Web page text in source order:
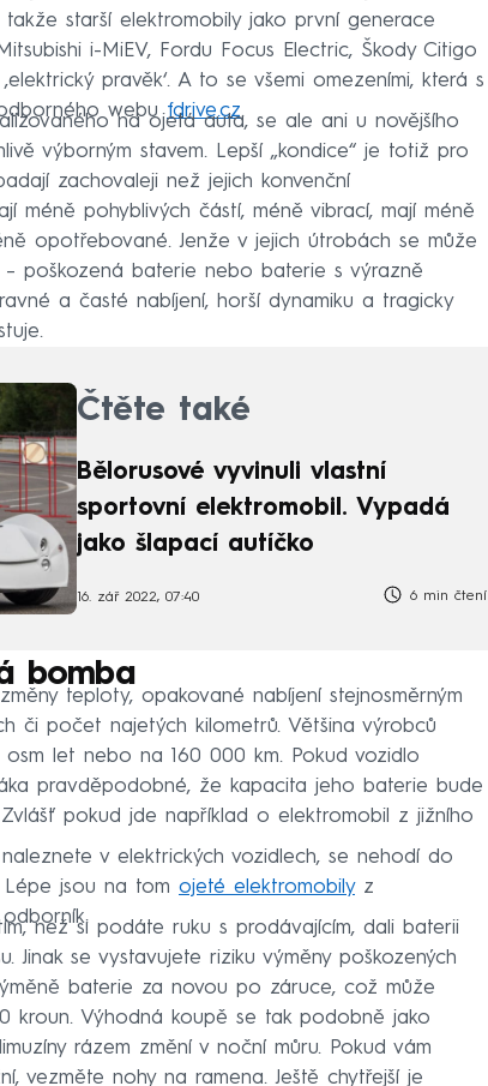
takže starší elektromobily jako první generace
i-MiEV, Fordu Focus Electric, Škody Citigo
pravěk‘. A to se všemi omezeními, která s
odborného webufdrive.cz.
na ojetá auta, se ale ani u novějšího
výborným stavem. Lepší „kondice“ je totiž pro
zachovaleji než jejich konvenční
méně pohyblivých částí, méně vibrací, mají méně
opotřebované. Jenže v jejich útrobách se může
poškozená baterie nebo baterie s výrazně
a časté nabíjení, horší dynamiku a tragicky
Čtěte také
Bělorusové vyvinuli vlastní
sportovní elektromobil. Vypadá
jako šlapací autíčko
16. zář 2022, 07:40 6 min čtení
bomba
teploty, opakované nabíjení stejnosměrným
či počet najetých kilometrů. Většina výrobců
let nebo na 160 000 km. Pokud vozidlo
pravděpodobné, že kapacita jeho baterie bude
pokud jde například o elektromobil z jižního
v elektrických vozidlech, se nehodí do
Lépe jsou na tom ojeté elektromobilyz
než si podáte ruku s prodávajícím, dali baterii
Jinak se vystavujete riziku výměny poškozených
baterie za novou po záruce, což může
kroun. Výhodná koupě se tak podobně jako
rázem změní v noční můru. Pokud vám
vezměte nohy na ramena. Ještě chytřejší je